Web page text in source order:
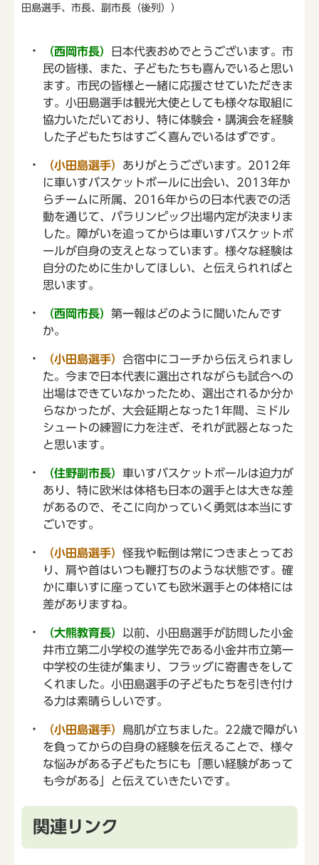
田島選手、市長、副市長（後列））
（西岡市長）
日本代表おめでとうございます。市
民の皆様、また、子どもたちも喜んでいると思い
ます。市民の皆様と一緒に応援させていただきま
す。小田島選手は観光大使としても様々な取組に
協力いただいており、特に体験会・講演会を経験
した子どもたちはすごく喜んでいるはずです。
（小田島選手） ありがとうございます。2012年
に車いすバスケットボールに出会い、2013年か
らチームに所属、2016年からの日本代表での活
動を通じて、パラリンピック出場内定が決まりま
した。障がいを追ってからは車いすバスケットボ
ールが自身の支えとなっています。様々な経験は
自分のために生かしてほしい、と伝えられればと
思います。
（西岡市長） 第一報はどのように聞いたんです
か。
（小田島選手） 合宿中にコーチから伝えられまし
た。今まで日本代表に選出されながらも試合への
出場はできていなかったため、選出されるか分か
らなかったが、大会延期となった1年間、ミドル
シュートの練習に力を注ぎ、それが武器となった
と思います。
（住野副市長） 車いすバスケットボールは迫力が
あり、特に欧米は体格も日本の選手とは大きな差
があるので、そこに向かっていく勇気は本当にす
ごいです。
（小田島選手） 怪我や転倒は常につきまとってお
り、肩や首はいつも鞭打ちのような状態です。確
かに車いすに座っていても欧米選手との体格には
差がありますね。
（大熊教育長） 以前、小田島選手が訪問した小金
井市立第二小学校の進学先である小金井市立第一
中学校の生徒が集まり、フラッグに寄書きをして
くれました。小田島選手の子どもたちを引き付け
る力は素晴らしいです。
（小田島選手） 鳥肌が立ちました。22歳で障がい
を負ってからの自身の経験を伝えることで、様々
な悩みがある子どもたちにも「悪い経験があって
も今がある」と伝えていきたいです。
関連リンク